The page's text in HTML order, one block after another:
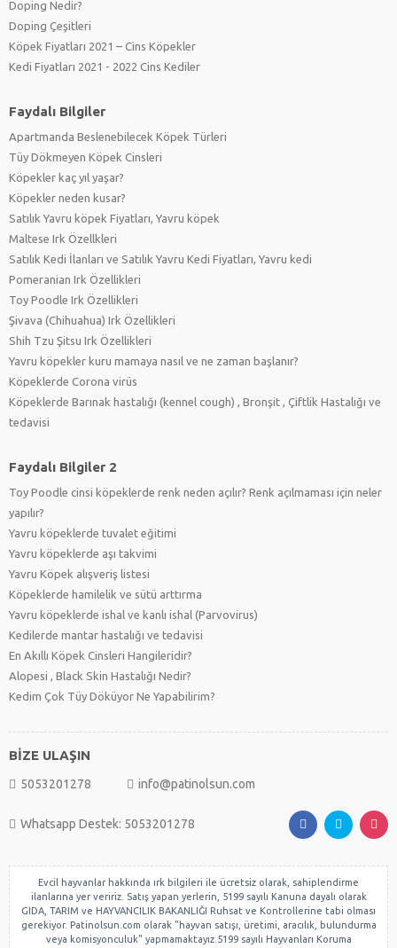
Doping Nedir?
Doping Çeşitleri
Köpek Fiyatları 2021 – Cins Köpekler
Kedi Fiyatları 2021 - 2022 Cins Kediler
Faydalı Bilgiler
Apartmanda Beslenebilecek Köpek Türleri
Tüy Dökmeyen Köpek Cinsleri
Köpekler kaç yıl yaşar?
Köpekler neden kusar?
Satılık Yavru köpek Fiyatları, Yavru köpek
Maltese Irk Özellkleri
Satılık Kedi İlanları ve Satılık Yavru Kedi Fiyatları, Yavru kedi
Pomeranian Irk Özellikleri
Toy Poodle Irk Özellikleri
Şivava (Chihuahua) Irk Özellikleri
Shih Tzu Şitsu Irk Özellikleri
Yavru köpekler kuru mamaya nasıl ve ne zaman başlanır?
Köpeklerde Corona virüs
Köpeklerde Barınak hastalığı (kennel cough) , Bronşit , Çiftlik Hastalığı ve
tedavisi
Faydalı Bilgiler 2
Toy Poodle cinsi köpeklerde renk neden açılır? Renk açılmaması için neler
yapılır?
Yavru köpeklerde tuvalet eğitimi
Yavru köpeklerde aşı takvimi
Yavru Köpek alışveriş listesi
Köpeklerde hamilelik ve sütü arttırma
Yavru köpeklerde ishal ve kanlı ishal (Parvovirus)
Kedilerde mantar hastalığı ve tedavisi
En Akıllı Köpek Cinsleri Hangileridir?
Alopesi , Black Skin Hastalığı Nedir?
Kedim Çok Tüy Döküyor Ne Yapabilirim?
BİZE ULAŞIN
5053201278 info@patinolsun.com
Whatsapp Destek: 5053201278
Evcil hayvanlar hakkında ırk bilgileri ile ücretsiz olarak, sahiplendirme
ilanlarına yer veririz. Satış yapan yerlerin, 5199 sayılı Kanuna dayalı olarak
GIDA, TARIM ve HAYVANCILIK BAKANLIĞI Ruhsat ve Kontrollerine tabi olması
gerekiyor. Patinolsun.com olarak "hayvan satışı, üretimi, aracılık, bulundurma
veya komisyonculuk" yapmamaktayız.5199 sayılı Hayvanları Koruma